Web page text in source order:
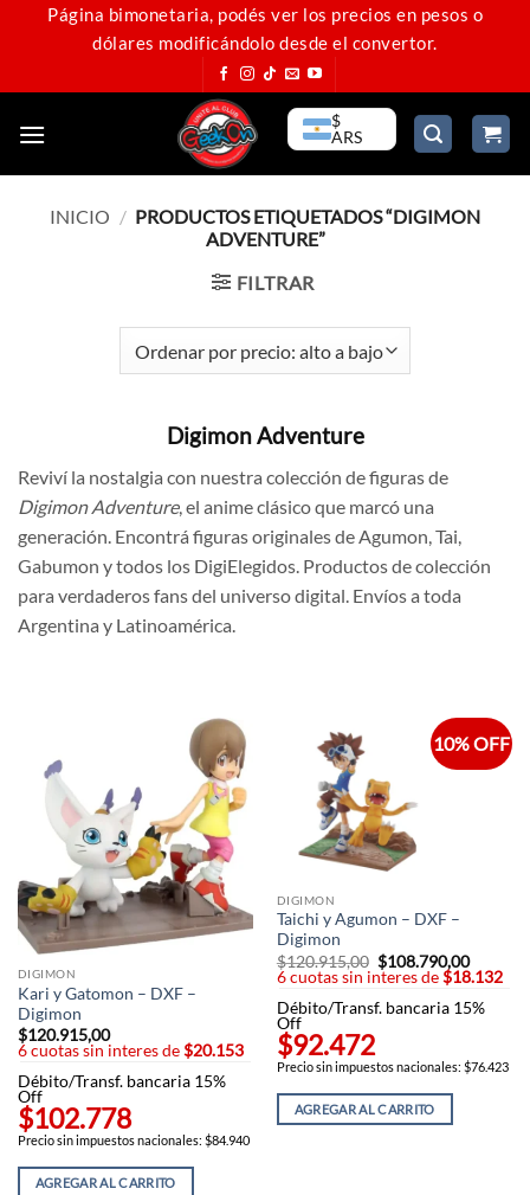
Página bimonetaria, podés ver los precios en pesos o
dólares modificándolo desde el convertor.
$
ARS
INICIO / PRODUCTOS ETIQUETADOS “DIGIMON
ADVENTURE”
FILTRAR
Digimon Adventure
Reviví la nostalgia con nuestra colección de figuras de
Digimon Adventure, el anime clásico que marcó una
generación. Encontrá figuras originales de Agumon, Tai,
Gabumon y todos los DigiElegidos. Productos de colección
para verdaderos fans del universo digital. Envíos a toda
Argentina y Latinoamérica.
DIGIMON
Kari y Gatomon – DXF –
Digimon
$120.915,00
6 cuotas sin interes de$20.153
Débito/Transf. bancaria 15%
Off
$102.778
Precio sin impuestos nacionales: $84.940
AGREGAR AL CARRITO
10% OFF
DIGIMON
Taichi y Agumon – DXF –
Digimon
$120.915,00 El
precio
era:
$108.790,00El
precio
es:
6 cuotas sin interes de$18.132
Débito/Transf. bancaria 15%
Off
$92.472
Precio sin impuestos nacionales: $76.423
AGREGAR AL CARRITO